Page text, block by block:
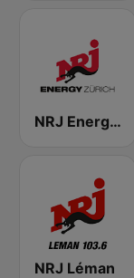
NRJ Energy Zürich
NRJ Léman